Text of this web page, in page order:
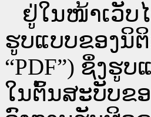
ຢູ່ໃນໜ້າ​ເວັບ​
ຮູບແບບຂອງນິຕິ
“PDF”) ຊຶ່ງຮູ
ໃນຕົ້ນສະບັບຂ